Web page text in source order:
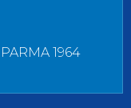
1964